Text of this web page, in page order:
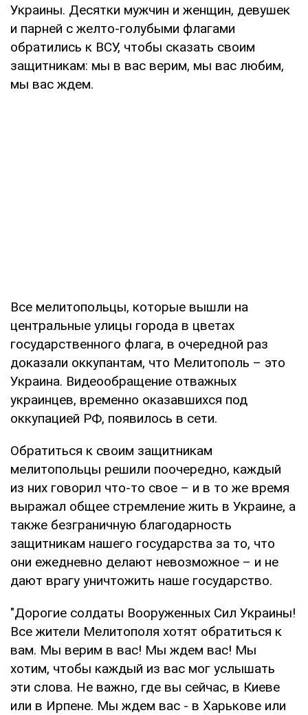
Украины. Десятки мужчин и женщин, девушек
и парней с желто-голубыми флагами
обратились к ВСУ, чтобы сказать своим
защитникам: мы в вас верим, мы вас любим,
мы вас ждем.
Все мелитопольцы, которые вышли на
центральные улицы города в цветах
государственного флага, в очередной раз
доказали оккупантам, что Мелитополь – это
Украина. Видеообращение отважных
украинцев, временно оказавшихся под
оккупацией РФ, появилось в сети.
Обратиться к своим защитникам
мелитопольцы решили поочередно, каждый
из них говорил что-то свое – и в то же время
выражал общее стремление жить в Украине, а
также безграничную благодарность
защитникам нашего государства за то, что
они ежедневно делают невозможное – и не
дают врагу уничтожить наше государство.
"Дорогие солдаты Вооруженных Сил Украины!
Все жители Мелитополя хотят обратиться к
вам. Мы верим в вас! Мы ждем вас! Мы
хотим, чтобы каждый из вас мог услышать
эти слова. Не важно, где вы сейчас, в Киеве
или в Ирпене. Мы ждем вас - в Харькове или